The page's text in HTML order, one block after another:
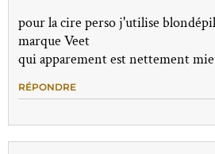
pour la cire perso j'utilise blondépil
marque Veet
qui apparement est nettement
RÉPONDRE